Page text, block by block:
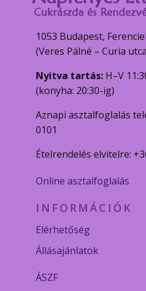
1053 Budapest,
(Veres Pálné – Curia
Nyitva tartás: H–V
(konyha: 20:30-ig)
Aznapi asztalfoglalás
0101
Ételrendelés elvitelre:
Online asztalfoglalás
INFORMÁCIÓK
Elérhetőség
Állásajánlatok
ÁSZF